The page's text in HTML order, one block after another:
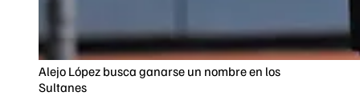
Alejo López busca ganarse un nombre en los
Sultanes